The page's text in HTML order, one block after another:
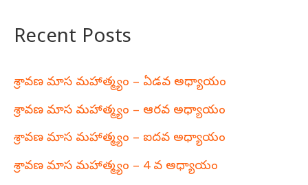
Recent Posts
శ్రావణ మాస మహాత్మ్యం – ఏడవ అధ్యాయం
శ్రావణ మాస మహాత్మ్యం – ఆరవ అధ్యాయం
శ్రావణ మాస మహాత్మ్యం – ఐదవ అధ్యాయం
శ్రావణ మాస మహాత్మ్యం – 4 వ అధ్యాయం